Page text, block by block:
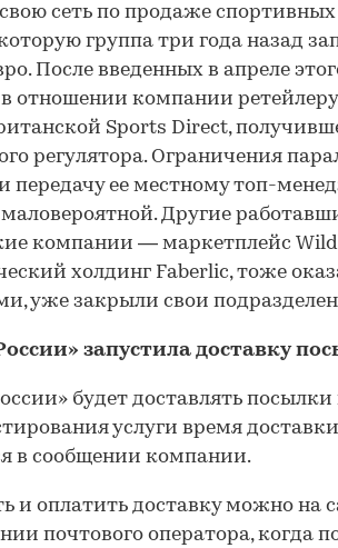
сеть по продаже
группа три года назад
После введенных в апреле
отношении компании ретейлеру
Sports Direct,
регулятора. Ограничения
передачу ее местному топ-
Другие
компании — маркетплейс
холдинг Faberlic, тоже
уже закрыли свои
запустила доставку
будет доставлять
услуги время
в сообщении компании.
и оплатить доставку можно на
почтового оператора, когда